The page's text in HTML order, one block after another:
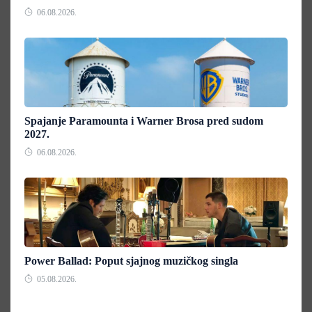
06.08.2026.
Spajanje Paramounta i Warner Brosa pred sudom
2027.
06.08.2026.
Power Ballad: Poput sjajnog muzičkog singla
05.08.2026.